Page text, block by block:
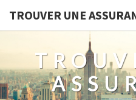
TROUVER UNE